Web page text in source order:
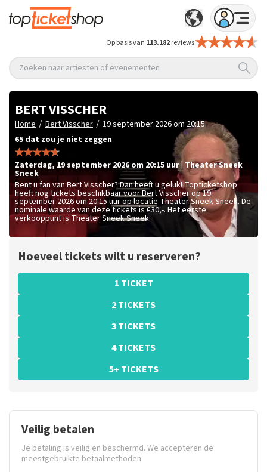
Op basis van 113.182reviews
Zoeken naar artiesten of evenementen
BERT VISSCHER
Home / Bert Visscher / 19 september 2026 om 20:15
65 dat zou je niet zeggen
zaterdag, 19 september 2026 om 20:15 uur| Theater Sneek
Sneek
Bent u fan van Bert Visscher? Dan heeft u geluk! Topticketshop
heeft nog tickets beschikbaar voor Bert Visscher op 19
september 2026 om 20:15 uur op locatie Theater Sneek Sneek. De
nominale waarde van deze tickets is€30,-. Het eerste
verkooppunt is Theater Sneek Sneek.
Hoeveel tickets wilt u reserveren?
1 TICKET
2 TICKETS
3 TICKETS
4 TICKETS
5+ TICKETS
Veilig betalen
Je betaling is veilig en beschermd. We accepteren de
meestgebruikte betaalmethoden.